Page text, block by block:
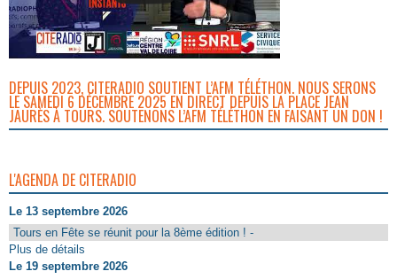
DEPUIS 2023, CITERADIO SOUTIENT L’AFM TÉLÉTHON. NOUS SERONS
LE SAMEDI 6 DÉCEMBRE 2025 EN DIRECT DEPUIS LA PLACE JEAN
JAURÈS À TOURS. SOUTENONS L’AFM TÉLÉTHON EN FAISANT UN DON !
L'AGENDA DE CITERADIO
Le 13 septembre 2026
Tours en Fête se réunit pour la 8ème édition ! -
Plus de détails
Le 19 septembre 2026